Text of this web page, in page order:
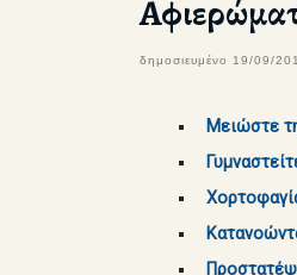
δημοσιευμένο 19/09/
Μειώστε